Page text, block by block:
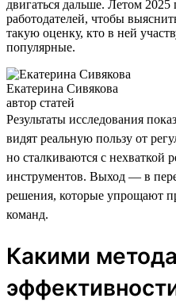
двигаться дальше. Летом
работодателей, чтобы
такую оценку, кто в ней
популярные.
Екатерина Сивякова
автор статей
Результаты исследования
видят реальную пользу от
но сталкиваются с нехваткой
инструментов. Выход — в
решения, которые упрощают
команд.
Какими